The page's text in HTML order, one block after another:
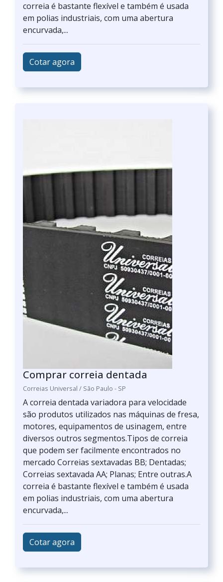
correia é bastante flexível e também é usada
em polias industriais, com uma abertura
encurvada,...
Cotar agora
Comprar correia dentada
Correias Universal / São Paulo - SP
A correia dentada variadora para velocidade
são produtos utilizados nas máquinas de fresa,
motores, equipamentos de usinagem, entre
diversos outros segmentos.Tipos de correia
que podem ser facilmente encontrados no
mercado Correias sextavadas BB; Dentadas;
Correias sextavada AA; Planas; Entre outras.A
correia é bastante flexível e também é usada
em polias industriais, com uma abertura
encurvada,...
Cotar agora